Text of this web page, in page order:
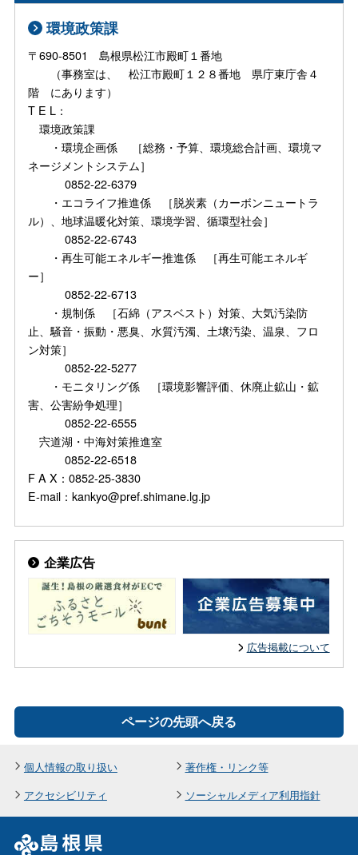
環境政策課
〒690-8501 島根県松江市殿町１番地
（事務室は、 松江市殿町１２８番地 県庁東庁舎４
階 にあります）
T E L：
環境政策課
・環境企画係 ［総務・予算、環境総合計画、環境マ
ネージメントシステム］
0852-22-6379
・エコライフ推進係 ［脱炭素（カーボンニュートラ
ル）、地球温暖化対策、環境学習、循環型社会］
0852-22-6743
・再生可能エネルギー推進係 ［再生可能エネルギ
ー］
0852-22-6713
・規制係 ［石綿（アスベスト）対策、大気汚染防
止、騒音・振動・悪臭、水質汚濁、土壌汚染、温泉、フロ
ン対策］
0852-22-5277
・モニタリング係 ［環境影響評価、休廃止鉱山・鉱
害、公害紛争処理］
0852-22-6555
宍道湖・中海対策推進室
0852-22-6518
F A X：0852-25-3830
E-mail：kankyo@pref.shimane.lg.jp
企業広告
広告掲載について
ページの先頭へ戻る
個人情報の取り扱い
著作権・リンク等
アクセシビリティ
ソーシャルメディア利用指針